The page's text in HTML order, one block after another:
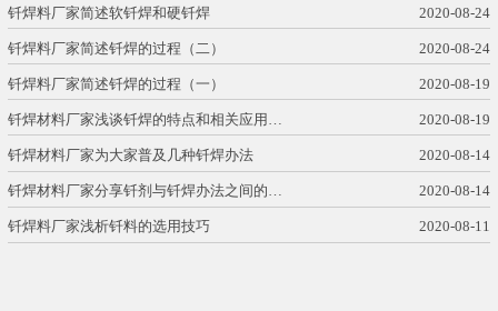
钎焊料厂家简述软钎焊和硬钎焊 2020-08-24
钎焊料厂家简述钎焊的过程（二） 2020-08-24
钎焊料厂家简述钎焊的过程（一） 2020-08-19
钎焊材料厂家浅谈钎焊的特点和相关应用… 2020-08-19
钎焊材料厂家为大家普及几种钎焊办法 2020-08-14
钎焊材料厂家分享钎剂与钎焊办法之间的… 2020-08-14
钎焊料厂家浅析钎料的选用技巧 2020-08-11